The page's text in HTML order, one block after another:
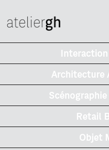
Architecture
Retail
Objet